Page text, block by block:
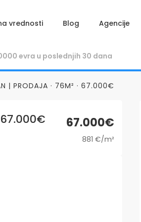
vrednosti Blog Agencije
| PRODAJA · 76M² · 67.000€
67.000€
881 €/m²